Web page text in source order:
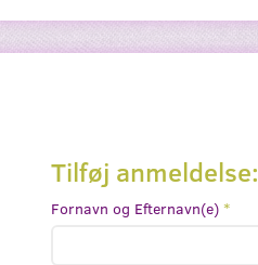
Tilføj anmeldelse:
Fornavn og Efternavn(e)